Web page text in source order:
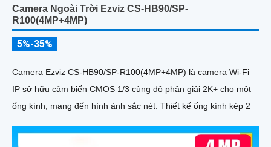
Camera Ngoài Trời Ezviz CS-HB90/SP-
R100(4MP+4MP)
5%-35%
Camera Ezviz CS-HB90/SP-R100(4MP+4MP) là camera Wi-Fi
IP sở hữu cảm biến CMOS 1/3 cùng độ phân giải 2K+ cho một
ống kính, mang đến hình ảnh sắc nét. Thiết kế ống kính kép 2